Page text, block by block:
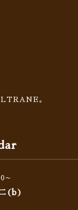
。
～
(b)